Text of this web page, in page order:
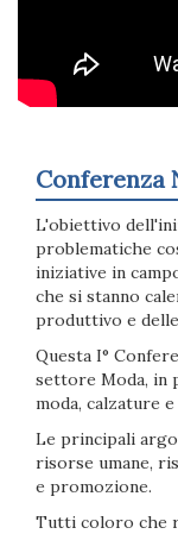
Conferenza
L'obiettivo
problematiche
iniziative in
che si stanno
produttivo e
Questa I°
settore Moda, in
moda, calzature
Le principali
risorse umane,
e promozione.
Tutti coloro che